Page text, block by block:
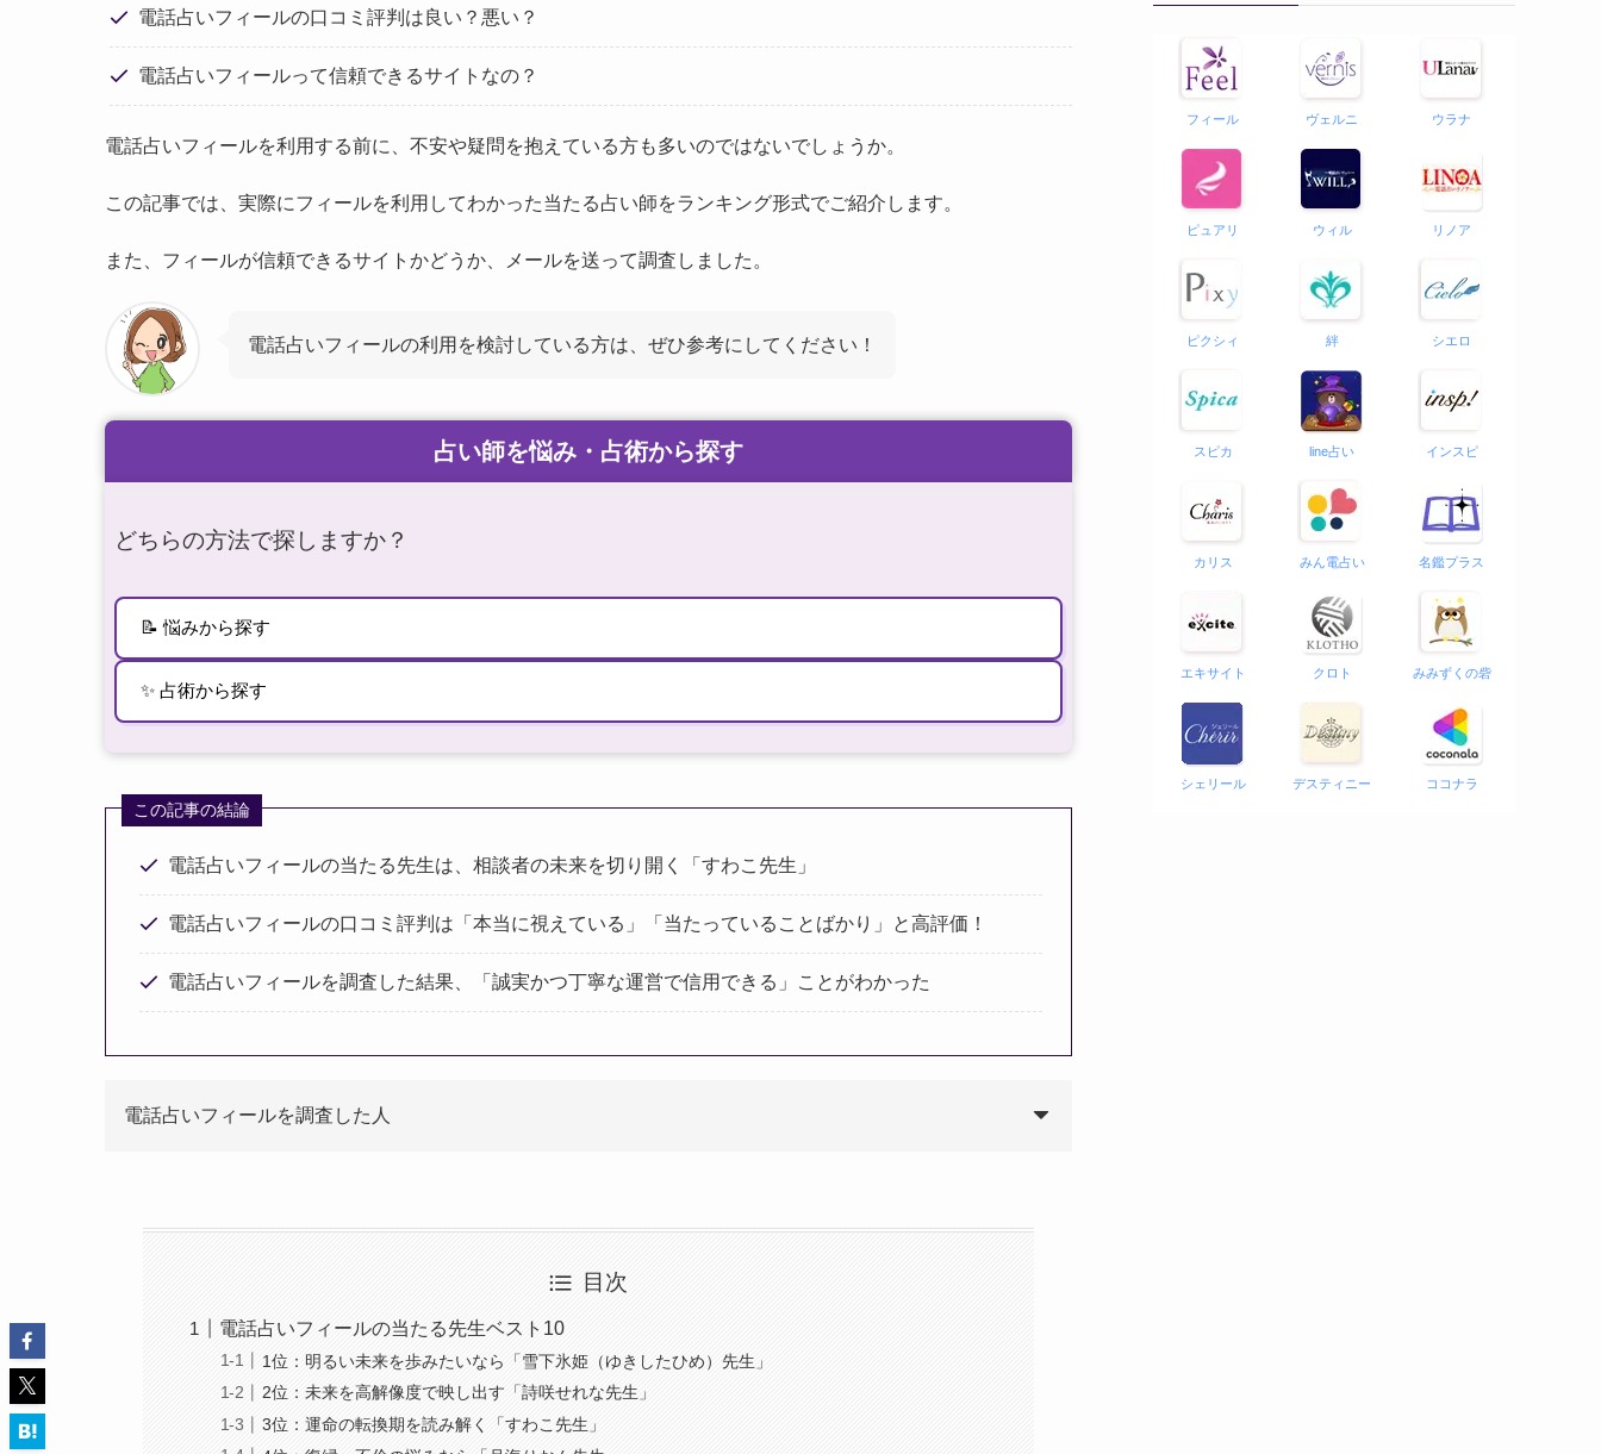
電話占いフィールの口コミ評判は良い？悪い？
電話占いフィールって信頼できるサイトなの？
電話占いフィールを利用する前に、不安や疑問を抱えている方も多いのではないでしょうか。
この記事では、実際にフィールを利用してわかった当たる占い師をランキング形式でご紹介します。
また、フィールが信頼できるサイトかどうか、メールを送って調査しました。
電話占いフィールの利用を検討している方は、ぜひ参考にしてください！
この記事の結論
電話占いフィールの当たる先生は、相談者の未来を切り開く「すわこ先生」
電話占いフィールの口コミ評判は「本当に視えている」「当たっていることばかり」と高評価！
電話占いフィールを調査した結果、「誠実かつ丁寧な運営で信用できる」ことがわかった
電話占いフィールを調査した人
目次
電話占いフィールの当たる先生ベスト10
1位：明るい未来を歩みたいなら「雪下氷姫（ゆきしたひめ）先生」
2位：未来を高解像度で映し出す「詩咲せれな先生」
3位：運命の転換期を読み解く「すわこ先生」
フィール ヴェルニ ウラナ
ピュアリ ウィル リノア
ピクシィ 絆 シエロ
スピカ line占い インスピ
カリス みん電占い 名鑑プラス
エキサイト クロト みみずくの砦
シェリール デスティニー ココナラ